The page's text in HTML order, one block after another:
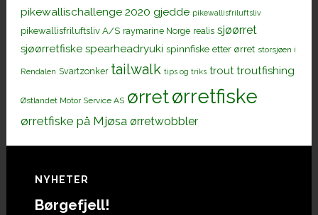
pikewallischallenge 2020 gjedde pikewallisfriluftsliv
pikewallisfriluftsliv A/S raymarine Norge realis sjøørret
sjøørretfiske spearheadryuki spinnfiske etter ørret storsjøen i
Rendalen Svartzonker tailwalk tips og triks trout troutfishing
Østlandet Motor Service AS ørretørretfiske
ørretfiske på Mjøsa ørretwobbler
Footer
NYHETER
Børgefjell!